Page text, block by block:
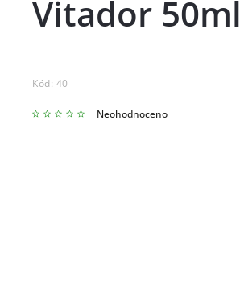
Vitador 50ml
Kód: 40
Neohodnoceno